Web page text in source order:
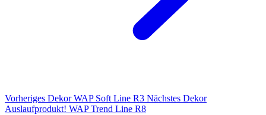
Vorheriges Dekor WAP Soft Line R3 Nächstes Dekor
Auslaufprodukt! WAP Trend Line R8